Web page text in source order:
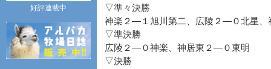
▽準々決勝
神楽２―１旭川第二、広陵２―０北星
▽準決勝
広陵２―０神楽、神居東２―０東明
▽決勝
好評連載中